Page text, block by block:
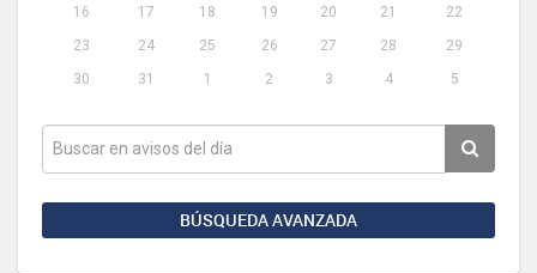
16
17 18 19 20 21
22
23
24 25 26 27 28
29
30
31 1 2 3 4 5
BÚSQUEDA AVANZADA